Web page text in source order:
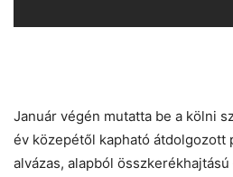
Január végén mutatta be a kölni
év közepétől kapható átdolgozott
alvázas, alapból